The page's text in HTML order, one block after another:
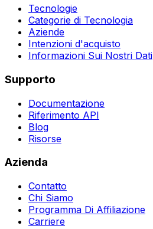
Tecnologie
Categorie di Tecnologia
Aziende
Intenzioni d'acquisto
Informazioni Sui Nostri Dati
Supporto
Documentazione
Riferimento API
Blog
Risorse
Azienda
Contatto
Chi Siamo
Programma Di Affiliazione
Carriere